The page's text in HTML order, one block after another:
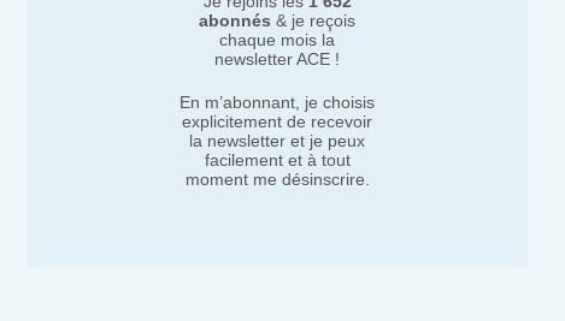
abonnés & je reçois
chaque mois la
newsletter ACE !
En m’abonnant, je choisis
explicitement de recevoir
la newsletter et je peux
facilement et à tout
moment me désinscrire.